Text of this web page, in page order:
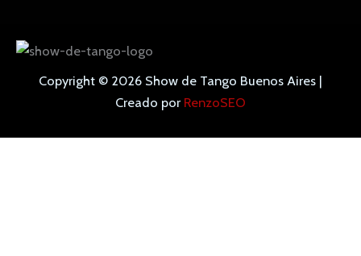
Copyright © 2026 Show de Tango Buenos Aires |
Creado por RenzoSEO